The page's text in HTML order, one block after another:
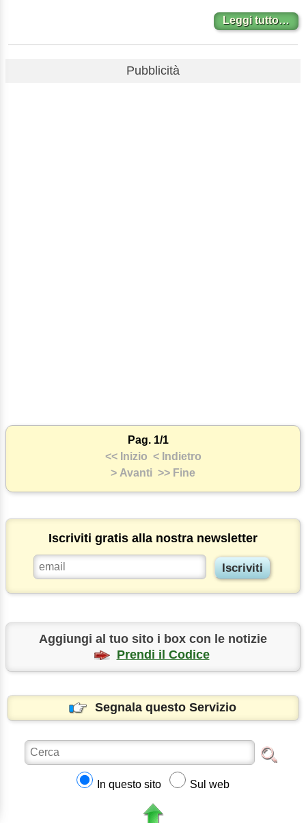
Leggi tutto…
Pubblicità
Pag. 1/1
<< Inizio < Indietro
> Avanti >> Fine
Iscriviti gratis alla nostra newsletter
Aggiungi al tuo sito i box con le notizie
Prendi il Codice
Segnala questo Servizio
In questo sito Sul web